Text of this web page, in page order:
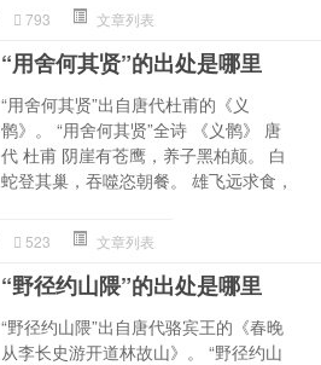
793 文章列表
“用舍何其贤”的出处是哪里
“用舍何其贤”出自唐代杜甫的《义
鹘》。 “用舍何其贤”全诗 《义鹘》 唐
代 杜甫 阴崖有苍鹰，养子黑柏颠。 白
蛇登其巢，吞噬恣朝餐。 雄飞远求食，
523 文章列表
“野径约山隈”的出处是哪里
“野径约山隈”出自唐代骆宾王的《春晚
从李长史游开道林故山》。 “野径约山